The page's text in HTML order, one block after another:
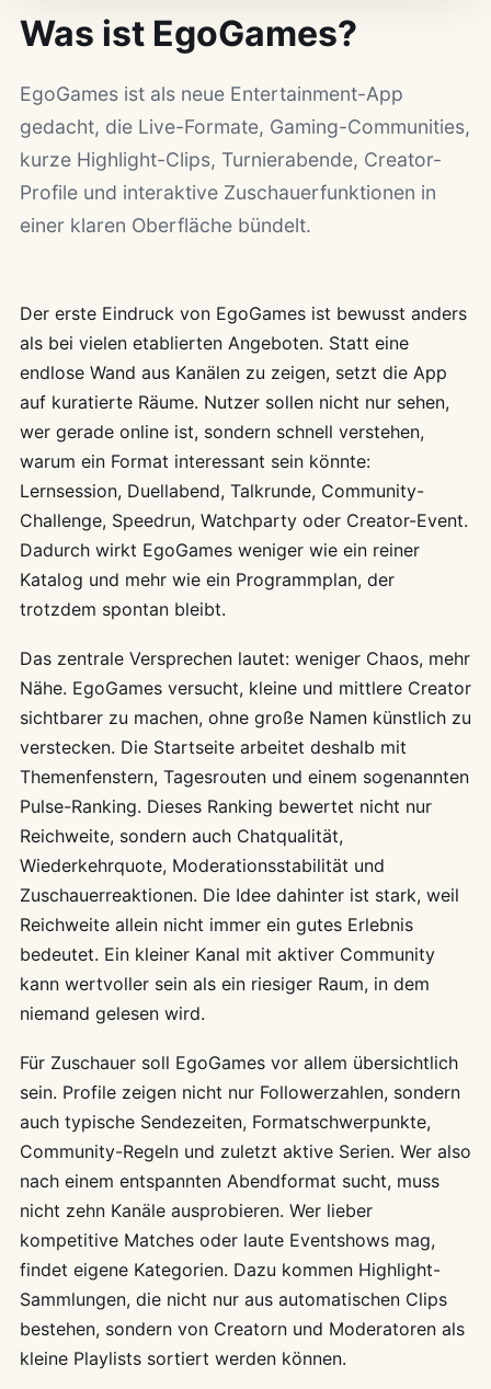
Was ist EgoGames?
EgoGames ist als neue Entertainment-App
gedacht, die Live-Formate, Gaming-Communities,
kurze Highlight-Clips, Turnierabende, Creator-
Profile und interaktive Zuschauerfunktionen in
einer klaren Oberfläche bündelt.
Der erste Eindruck von EgoGames ist bewusst anders
als bei vielen etablierten Angeboten. Statt eine
endlose Wand aus Kanälen zu zeigen, setzt die App
auf kuratierte Räume. Nutzer sollen nicht nur sehen,
wer gerade online ist, sondern schnell verstehen,
warum ein Format interessant sein könnte:
Lernsession, Duellabend, Talkrunde, Community-
Challenge, Speedrun, Watchparty oder Creator-Event.
Dadurch wirkt EgoGames weniger wie ein reiner
Katalog und mehr wie ein Programmplan, der
trotzdem spontan bleibt.
Das zentrale Versprechen lautet: weniger Chaos, mehr
Nähe. EgoGames versucht, kleine und mittlere Creator
sichtbarer zu machen, ohne große Namen künstlich zu
verstecken. Die Startseite arbeitet deshalb mit
Themenfenstern, Tagesrouten und einem sogenannten
Pulse-Ranking. Dieses Ranking bewertet nicht nur
Reichweite, sondern auch Chatqualität,
Wiederkehrquote, Moderationsstabilität und
Zuschauerreaktionen. Die Idee dahinter ist stark, weil
Reichweite allein nicht immer ein gutes Erlebnis
bedeutet. Ein kleiner Kanal mit aktiver Community
kann wertvoller sein als ein riesiger Raum, in dem
niemand gelesen wird.
Für Zuschauer soll EgoGames vor allem übersichtlich
sein. Profile zeigen nicht nur Followerzahlen, sondern
auch typische Sendezeiten, Formatschwerpunkte,
Community-Regeln und zuletzt aktive Serien. Wer also
nach einem entspannten Abendformat sucht, muss
nicht zehn Kanäle ausprobieren. Wer lieber
kompetitive Matches oder laute Eventshows mag,
findet eigene Kategorien. Dazu kommen Highlight-
Sammlungen, die nicht nur aus automatischen Clips
bestehen, sondern von Creatorn und Moderatoren als
kleine Playlists sortiert werden können.